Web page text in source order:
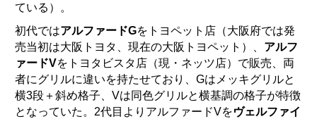
ている）。
初代ではアルファードGをトヨペット店（大阪府では発
売当初は大阪トヨタ、現在の大阪トヨペット）、 アルフ
ァードVをトヨタビスタ店（現・ネッツ店）で販売、両
者にグリルに違いを持たせており、Gはメッキグリルと
横3段＋斜め格子、Vは同色グリルと横基調の格子が特徴
となっていた。2代目よりアルファードVをヴェルファイ